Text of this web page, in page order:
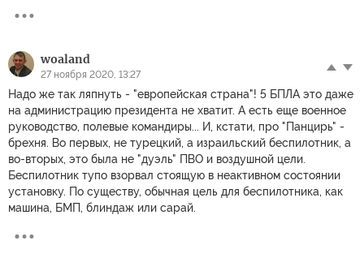
woaland
27 ноября 2020, 13:27
Надо же так ляпнуть - "европейская страна"! 5 БПЛА это даже
на администрацию президента не хватит. А есть еще военное
руководство, полевые командиры... И, кстати, про "Панцирь" -
брехня. Во первых, не турецкий, а израильский беспилотник, а
во-вторых, это была не "дуэль" ПВО и воздушной цели.
Беспилотник тупо взорвал стоящую в неактивном состоянии
установку. По существу, обычная цель для беспилотника, как
машина, БМП, блиндаж или сарай.